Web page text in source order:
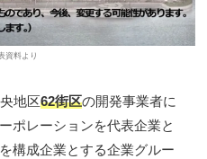
資料より
地区62街区の開発事業者に
ポレーションを代表企業と
構成企業とする企業グルー